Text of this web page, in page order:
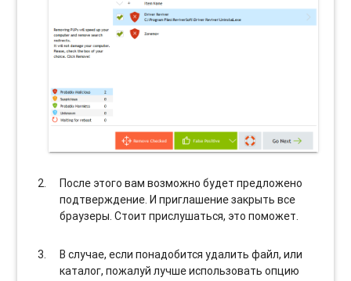
После этого вам возможно будет предложено
подтверждение. И приглашение закрыть все
браузеры. Стоит прислушаться, это поможет.
В случае, если понадобится удалить файл, или
каталог, пожалуй лучше использовать опцию